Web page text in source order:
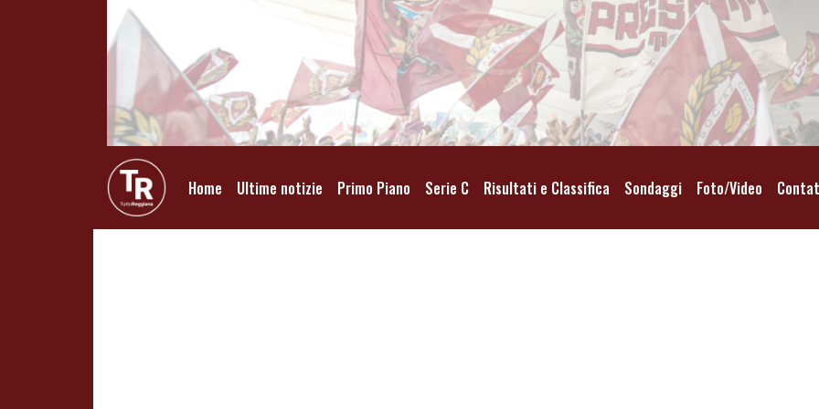
Home Ultime notizie Primo Piano Serie C Risultati e Classifica Sondaggi Foto/Video